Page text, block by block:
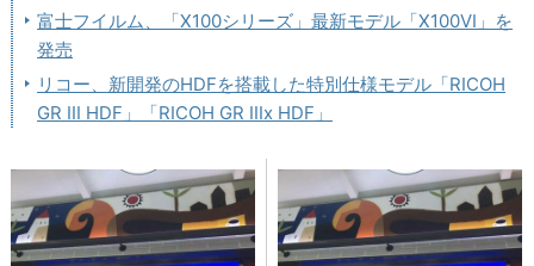
富士フイルム、「X100シリーズ」最新モデル「X100VI」を
発売
リコー、新開発のHDFを搭載した特別仕様モデル「RICOH
GR III HDF」「RICOH GR IIIx HDF」